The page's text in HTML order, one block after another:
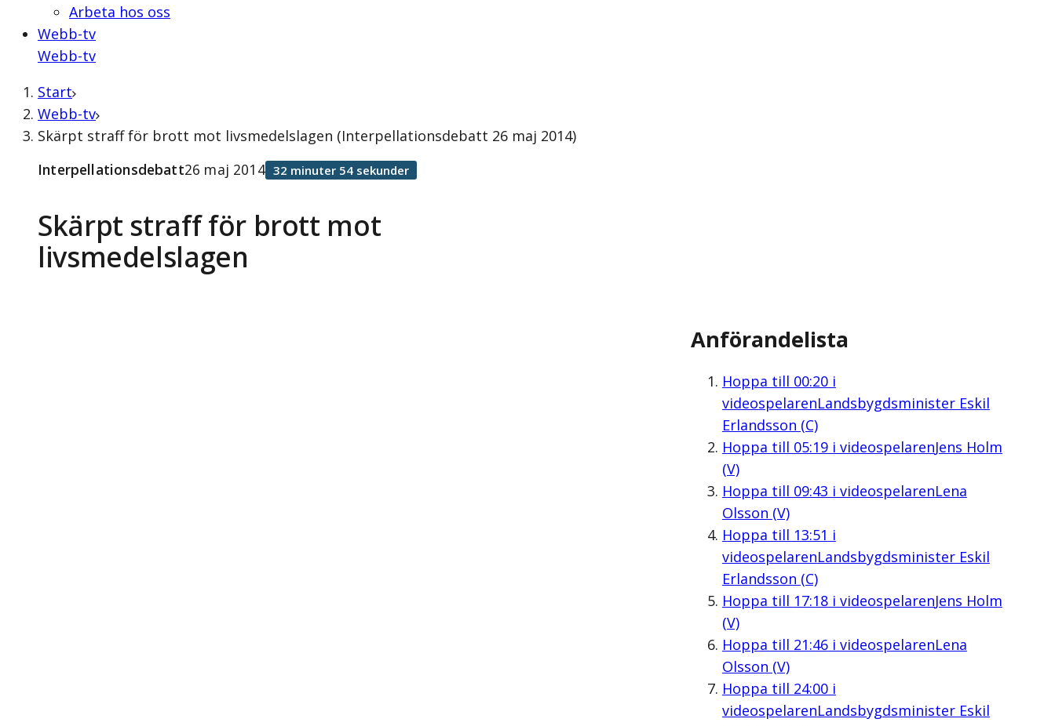
Arbeta hos oss
Webb-tv
Webb-tv
Start
Webb-tv
Skärpt straff för brott mot livsmedelslagen (Interpellationsdebatt 26 maj 2014)
Skärpt straff för brott mot
livsmedelslagen
Interpellationsdebatt26 maj 2014 32 minuter 54 sekunder
Anförandelista
Hoppa till 00:20i
videospelarenLandsbygdsminister Eskil
Erlandsson (C)
Hoppa till 05:19i videospelarenJens Holm
(V)
Hoppa till 09:43 i videospelarenLena
Olsson (V)
Hoppa till 13:51 i
videospelarenLandsbygdsminister Eskil
Erlandsson (C)
Hoppa till 17:18i videospelarenJens Holm
(V)
Hoppa till 21:46i videospelarenLena
Olsson (V)
Hoppa till 24:00i
videospelarenLandsbygdsminister Eskil